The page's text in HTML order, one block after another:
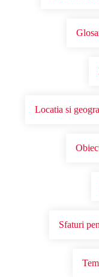
Locatia si
Sfaturi